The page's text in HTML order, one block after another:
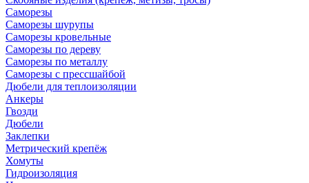
Саморезы
Саморезы шурупы
Саморезы кровельные
Саморезы по дереву
Саморезы по металлу
Саморезы с прессшайбой
Дюбели для теплоизоляции
Анкеры
Гвозди
Дюбели
Заклепки
Метрический крепёж
Хомуты
Гидроизоляция